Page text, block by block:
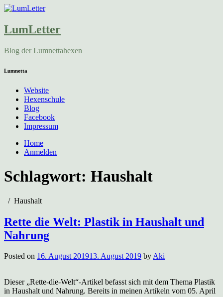
LumLetter
Blog der Lumnettahexen
Lumnetta
Website
Hexenschule
Blog
Facebook
Impressum
Home
Anmelden
Schlagwort: Haushalt
Haushalt
Rette die Welt: Plastik in Haushalt und
Nahrung
Posted on 16. August 201913. August 2019 byAki
Dieser „Rette-die-Welt“-Artikel befasst sich mit dem Thema Plastik
in Haushalt und Nahrung. Bereits in meinen Artikeln vom 05. April